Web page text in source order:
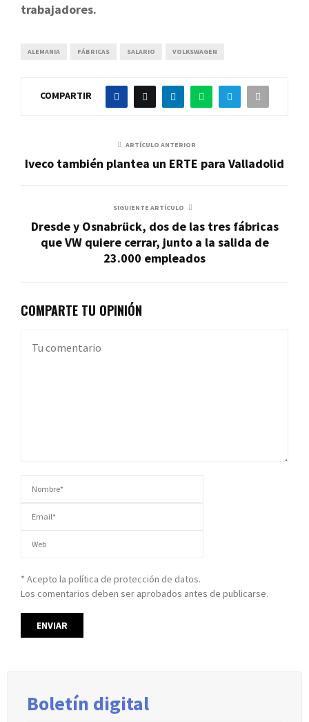
trabajadores.
ALEMANIA FÁBRICAS SALARIO VOLKSWAGEN
COMPARTIR
ARTÍCULO ANTERIOR
Iveco también plantea un ERTE para Valladolid
SIGUIENTE ARTÍCULO
Dresde y Osnabrück, dos de las tres fábricas
que VW quiere cerrar, junto a la salida de
23.000 empleados
COMPARTE TU OPINIÓN
* Acepto la política de protección de datos.
Los comentarios deben ser aprobados antes de publicarse.
Boletín digital